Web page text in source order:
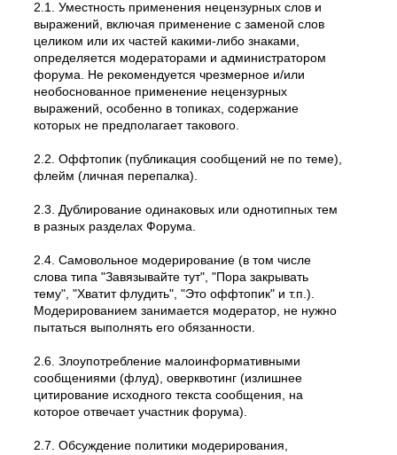
2.1. Уместность применения нецензурных слов и
выражений, включая применение с заменой слов
целиком или их частей какими-либо знаками,
определяется модераторами и администратором
форума. Не рекомендуется чрезмерное и/или
необоснованное применение нецензурных
выражений, особенно в топиках, содержание
которых не предполагает такового.
2.2. Оффтопик (публикация сообщений не по теме),
флейм (личная перепалка).
2.3. Дублирование одинаковых или однотипных тем
в разных разделах Форума.
2.4. Самовольное модеpиpование (в том числе
слова типа "Завязывайте тут", "Пора закрывать
тему", "Хватит флудить", "Это оффтопик" и т.п.).
Модерированием занимается модератор, не нужно
пытаться выполнять его обязанности.
2.6. Злоупотребление малоинформативными
сообщениями (флуд), оверквотинг (излишнее
цитирование исходного текста сообщения, на
которое отвечает участник форума).
2.7. Обсуждение политики модерирования,